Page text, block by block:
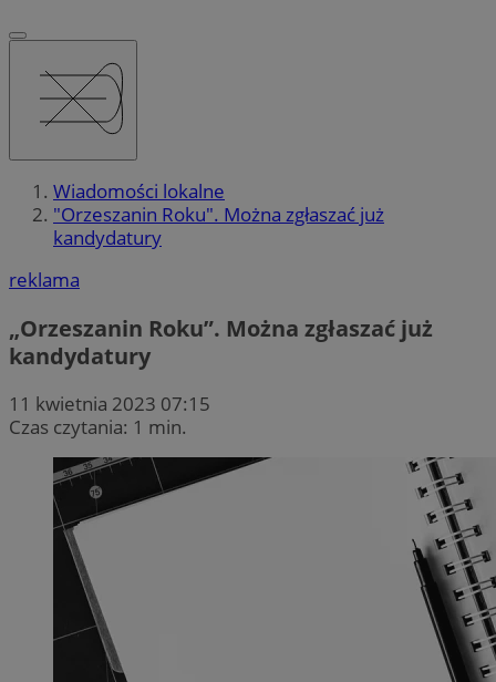
Wiadomości lokalne
"Orzeszanin Roku". Można zgłaszać już
kandydatury
reklama
„Orzeszanin Roku”. Można zgłaszać już
kandydatury
11 kwietnia 2023 07:15
Czas czytania: 1 min.